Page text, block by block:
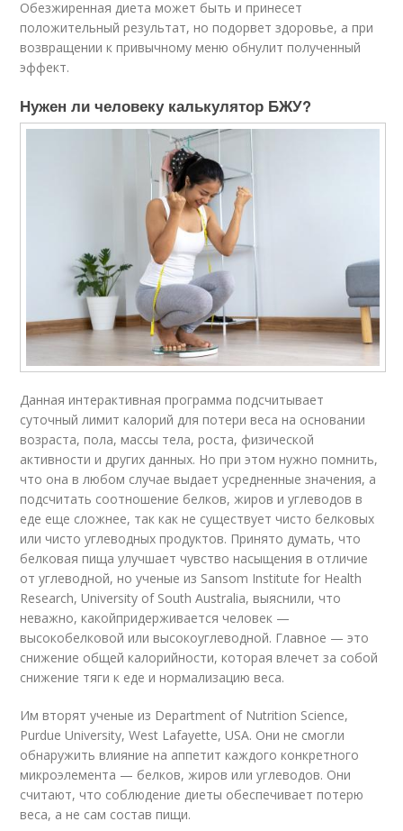
Обезжиренная диета может быть и принесет
положительный результат, но подорвет здоровье, а при
возвращении к привычному меню обнулит полученный
эффект.
Нужен ли человеку калькулятор БЖУ?
Данная интерактивная программа подсчитывает
суточный лимит калорий для потери веса на основании
возраста, пола, массы тела, роста, физической
активности и других данных. Но при этом нужно помнить,
что она в любом случае выдает усредненные значения, а
подсчитать соотношение белков, жиров и углеводов в
еде еще сложнее, так как не существует чисто белковых
или чисто углеводных продуктов. Принято думать, что
белковая пища улучшает чувство насыщения в отличие
от углеводной, но ученые из Sansom Institute for Health
Research, University of South Australia, выяснили, что
неважно, какойпридерживается человек —
высокобелковой или высокоуглеводной. Главное — это
снижение общей калорийности, которая влечет за собой
снижение тяги к еде и нормализацию веса.
Им вторят ученые из Department of Nutrition Science,
Purdue University, West Lafayette, USA. Они не смогли
обнаружить влияние на аппетит каждого конкретного
микроэлемента — белков, жиров или углеводов. Они
считают, что соблюдение диеты обеспечивает потерю
веса, а не сам состав пищи.